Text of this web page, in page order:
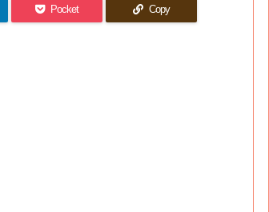
Pocket Copy